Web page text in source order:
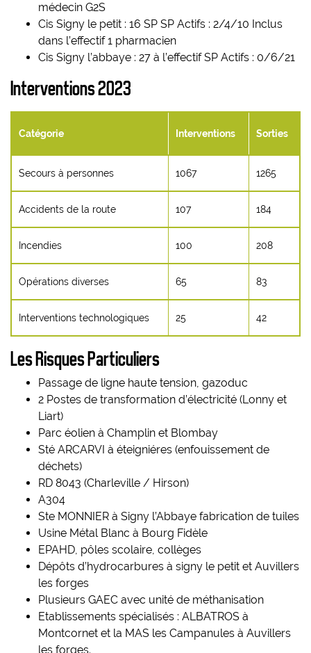
médecin G2S
Cis Signy le petit : 16 SP SP Actifs : 2/4/10 Inclus
dans l’effectif 1 pharmacien
Cis Signy l’abbaye : 27 à l’effectif SP Actifs : 0/6/21
Interventions 2023
Catégorie Interventions Sorties
Secours à personnes 1067 1265
Accidents de la route 107 184
Incendies 100 208
Opérations diverses 65 83
Interventions technologiques 25 42
Les Risques Particuliers
Passage de ligne haute tension, gazoduc
2 Postes de transformation d’électricité (Lonny et
Liart)
Parc éolien à Champlin et Blombay
Sté ARCARVI à éteigniéres (enfouissement de
déchets)
RD 8043 (Charleville / Hirson)
A304
Ste MONNIER à Signy l’Abbaye fabrication de tuiles
Usine Métal Blanc à Bourg Fidèle
EPAHD, pôles scolaire, collèges
Dépôts d’hydrocarbures à signy le petit et Auvillers
les forges
Plusieurs GAEC avec unité de méthanisation
Etablissements spécialisés : ALBATROS à
Montcornet et la MAS les Campanules à Auvillers
les forges.